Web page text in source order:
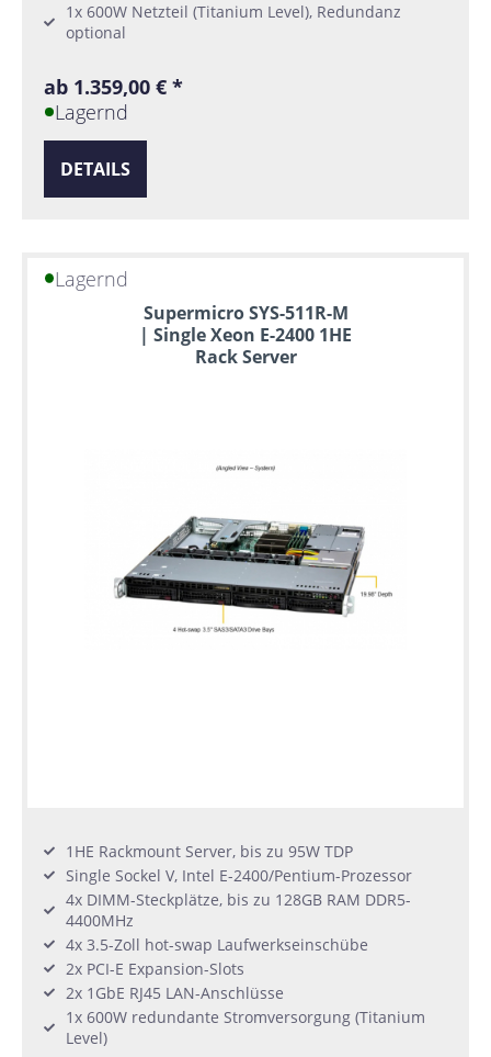
1x 600W Netzteil (Titanium Level), Redundanz
optional
ab 1.359,00 € *
Lagernd
DETAILS
Lagernd
Supermicro SYS-511R-M
| Single Xeon E-2400 1HE
Rack Server
1HE Rackmount Server, bis zu 95W TDP
Single Sockel V, Intel E-2400/Pentium-Prozessor
4x DIMM-Steckplätze, bis zu 128GB RAM DDR5-
4400MHz
4x 3.5-Zoll hot-swap Laufwerkseinschübe
2x PCI-E Expansion-Slots
2x 1GbE RJ45 LAN-Anschlüsse
1x 600W redundante Stromversorgung (Titanium
Level)